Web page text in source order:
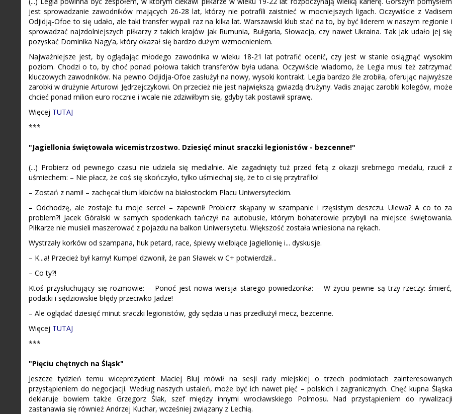
jest sprowadzanie zawodników mających 26-28 lat, którzy nie potrafili zaistnieć w mocniejszych ligach. Oczywiście z Vadisem
Odjidją-Ofoe to się udało, ale taki transfer wypali raz na kilka lat. Warszawski klub stać na to, by być liderem w naszym regionie i
sprowadzać najzdolniejszych piłkarzy z takich krajów jak Rumunia, Bułgaria, Słowacja, czy nawet Ukraina. Tak jak udało jej się
pozyskać Dominika Nagy’a, który okazał się bardzo dużym wzmocnieniem.
Najważniejsze jest, by oglądając młodego zawodnika w wieku 18-21 lat potrafić ocenić, czy jest w stanie osiągnąć wysokim
poziom. Chodzi o to, by choć ponad połowa takich transferów była udana. Oczywiście wiadomo, że Legia musi też zatrzymać
kluczowych zawodników. Na pewno Odjidja-Ofoe zasłużył na nowy, wysoki kontrakt. Legia bardzo źle zrobiła, oferując najwyższe
zarobki w drużynie Arturowi Jędrzejczykowi. On przecież nie jest największą gwiazdą drużyny. Vadis znając zarobki kolegów, może
chcieć ponad milion euro rocznie i wcale nie zdziwiłbym się, gdyby tak postawił sprawę.
Więcej TUTAJ
***
"Jagiellonia świętowała wicemistrzostwo. Dziesięć minut sraczki legionistów - bezcenne!"
(...) Probierz od pewnego czasu nie udziela się medialnie. Ale zagadnięty tuż przed fetą z okazji srebrnego medalu, rzucił z
uśmiechem: – Nie płacz, że coś się skończyło, tylko uśmiechaj się, że to ci się przytrafiło!
– Zostań z nami! – zachęcał tłum kibiców na białostockim Placu Uniwersyteckim.
– Odchodzę, ale zostaje tu moje serce! – zapewnił Probierz skąpany w szampanie i rzęsistym deszczu. Ulewa? A co to za
problem?! Jacek Góralski w samych spodenkach tańczył na autobusie, którym bohaterowie przybyli na miejsce świętowania.
Piłkarze nie musieli maszerować z pojazdu na balkon Uniwersytetu. Większość została wniesiona na rękach.
Wystrzały korków od szampana, huk petard, race, śpiewy wielbiące Jagiellonię i... dyskusje.
– K...a! Przecież był karny! Kumpel dzwonił, że pan Sławek w C+ potwierdził...
– Co ty?!
Ktoś przysłuchujący się rozmowie: – Ponoć jest nowa wersja starego powiedzonka: – W życiu pewne są trzy rzeczy: śmierć,
podatki i sędziowskie błędy przeciwko Jadze!
– Ale oglądać dziesięć minut sraczki legionistów, gdy sędzia u nas przedłużył mecz, bezcenne.
Więcej TUTAJ
***
"Pięciu chętnych na Śląsk"
Jeszcze tydzień temu wiceprezydent Maciej Bluj mówił na sesji rady miejskiej o trzech podmiotach zainteresowanych
przystąpieniem do negocjacji. Według naszych ustaleń, może być ich nawet pięć – polskich i zagranicznych. Chęć kupna Śląska
deklaruje bowiem także Grzegorz Ślak, szef między innymi wrocławskiego Polmosu. Nad przystąpieniem do rywalizacji
zastanawia się również Andrzej Kuchar, wcześniej związany z Lechią.